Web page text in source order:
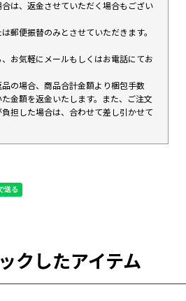
は、返金させていただく場合もござい
郵便振替のみとさせていただきます。
お気軽にメールもしくはお電話にてお
の場合、商品合計金額より梱包手数
金額を返金いたします。また、ご注文
担した場合は、合わせて差し引かせて
クしたアイテム